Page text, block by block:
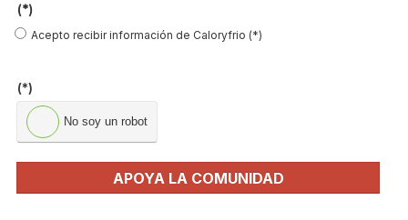
(*)
Acepto recibir información de Caloryfrio (*)
(*)
No soy un robot
APOYA LA COMUNIDAD